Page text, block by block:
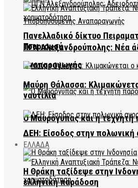
ΠΓΝ Αλεξανδρούπολης: Νέα
Αναπαραγωγής
Ο Μαυρόγυπας και η τεχνητή
ΕΛΛΑΔΑ
Πανελλαδικό δίκτυο
Τουρισμού
Μαύρη Θάλασσα:
ναυτιλία
ΔΕΗ: Είσοδος στην πολωνική
Η Θράκη ταξίδεψε στην
ελληνική παράδοση